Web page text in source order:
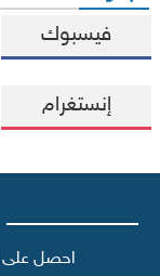
فيسبوك
إنستغرام
احصل على